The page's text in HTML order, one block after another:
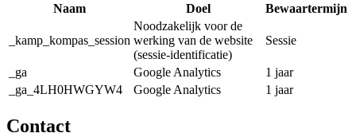
Naam Doel Bewaartermijn
_kamp_kompas_session
Noodzakelijk voor de
werking van de website
(sessie-identificatie)
Sessie
_ga Google Analytics
1 jaar
_ga_4LH0HWGYW4
Google Analytics 1 jaar
Contact